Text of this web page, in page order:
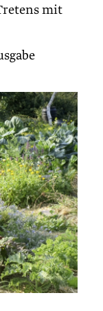
mit